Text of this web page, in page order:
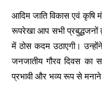
आदिम जाति विकास एवं कृषि
रूपरेखा आप सभी प्रबुद्धजनों
में ठोस कदम उठाएगी।
जनजातीय गौरव दिवस
प्रभावी और भव्य रूप से मनाने